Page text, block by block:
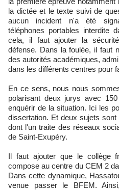
la dictée et le texte suivi de
aucun incident n'a été
téléphones portables interdite
cela, il faut ajouter la
défense. Dans la foulée, il faut
des autorités académiques,
dans les différents centres pour
En ce sens, nous nous
polarisant deux jurys avec
enquérir de la situation. Ici les
dissertation. Et deux sujets
dont l'un traite des réseaux
de Saint-Exupéry.
Il faut ajouter que le collège
compose au centre du CEM 2
Dans cette dynamique,
venue passer le BFEM.